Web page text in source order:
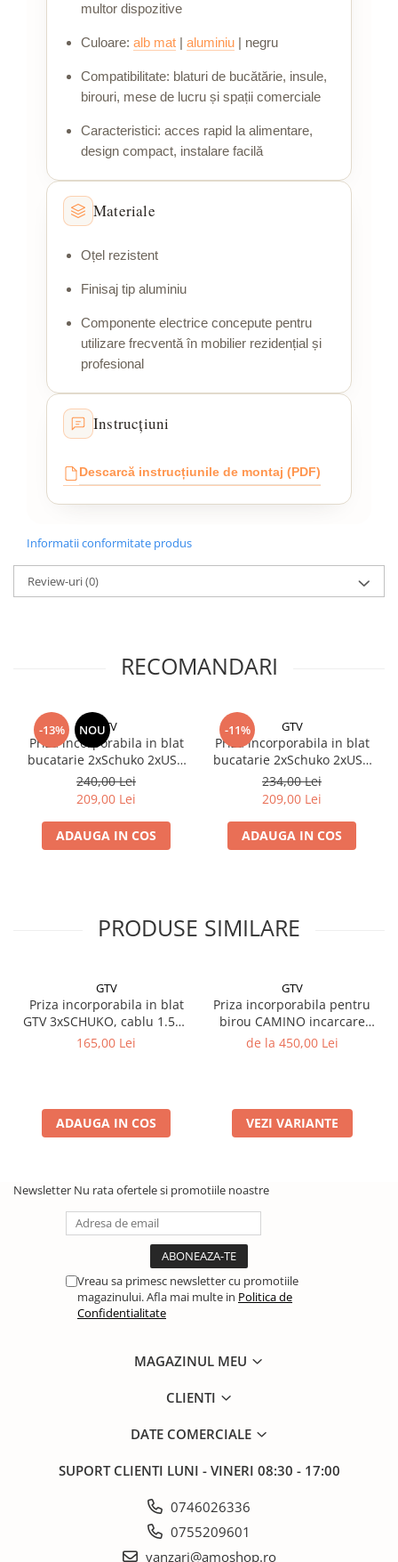
multor dispozitive
Culoare: alb mat | aluminiu | negru
Compatibilitate: blaturi de bucătărie, insule,
birouri, mese de lucru și spații comerciale
Caracteristici: acces rapid la alimentare,
design compact, instalare facilă
Materiale
Oțel rezistent
Finisaj tip aluminiu
Componente electrice concepute pentru
utilizare frecventă în mobilier rezidențial și
profesional
Instrucțiuni
Descarcă instrucțiunile de montaj (PDF)
Informatii conformitate produs
Review-uri(0)
RECOMANDARI
-13% NOUGTV
Priza incorporabila in blat
bucatarie 2xSchuko 2xUSB
alb
240,00 Lei
209,00 Lei
ADAUGA IN COS
-11% GTV
Priza incorporabila in blat
bucatarie 2xSchuko 2xUSB
aluminiu
234,00 Lei
209,00 Lei
ADAUGA IN COS
PRODUSE SIMILARE
GTV
Priza incorporabila in blat
GTV 3xSCHUKO, cablu 1.5m,
IP20, negru mat
165,00 Lei
ADAUGA IN COS
GTV
Priza incorporabila pentru
birou CAMINO incarcare
wireless
de la 450,00 Lei
VEZI VARIANTE
Newsletter Nu rata ofertele si promotiile noastre
Vreau sa primesc newsletter cu promotiile
magazinului. Afla mai multe in Politica de
Confidentialitate
MAGAZINUL MEU
CLIENTI
DATE COMERCIALE
SUPORT CLIENTI LUNI - VINERI 08:30 - 17:00
0746026336
0755209601
vanzari@amoshop.ro